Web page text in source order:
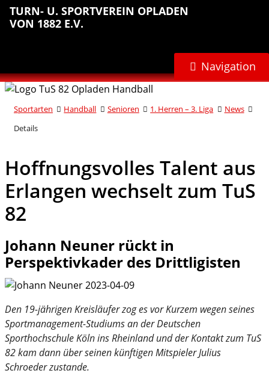
Sprungmarken
Inhalt
anspringen
Hauptnavigation
anspringen
Abteilungsnavigation
anspringen
Fußbereich
anspringen
TURN- U. SPORTVEREIN OPLADEN
VON 1882 E.V.
Navigation
Sportarten Handball Senioren 1. Herren – 3. Liga
News
Details
Hoffnungsvolles Talent aus
Erlangen wechselt zum TuS
82
Johann Neuner rückt in
Perspektivkader des Drittligisten
Den 19-jährigen Kreisläufer zog es vor Kurzem wegen seines
Sportmanagement-Studiums an der Deutschen
Sporthochschule Köln ins Rheinland und der Kontakt zum TuS
82 kam dann über seinen künftigen Mitspieler Julius
Schroeder zustande.